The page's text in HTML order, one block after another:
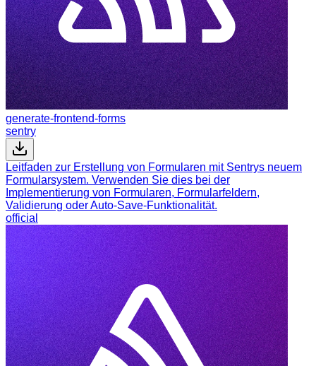
generate-frontend-forms
sentry
Leitfaden zur Erstellung von Formularen mit Sentrys neuem
Formularsystem. Verwenden Sie dies bei der
Implementierung von Formularen, Formularfeldern,
Validierung oder Auto-Save-Funktionalität.
official